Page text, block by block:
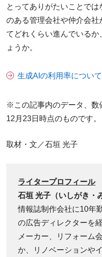
とってありがたいことで
のある管理会社や仲介会
てどれくらい進んでいる
ょうか。
生成AIの利用率につい
※この記事内のデータ、数
12月23日時点のものです。
取材・文／石垣 光子
ライタープロフィール
石垣 光子（いしがき・
情報誌制作会社に10年
の広告ディレクターを
メーカー、リフォーム
か、リノベーションや